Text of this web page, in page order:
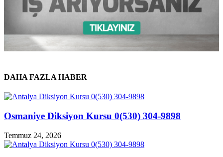
DAHA FAZLA HABER
Osmaniye Diksiyon Kursu 0(530) 304-9898
Temmuz 24, 2026